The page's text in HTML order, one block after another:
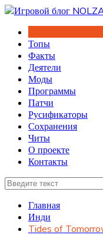
Перейти
содержимому
Топы
Факты
Деятели
Моды
Программы
Патчи
Русификаторы
Сохранения
Читы
О проекте
Контакты
Главная
Инди
Tides of